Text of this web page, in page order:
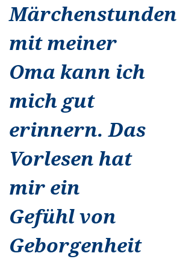
Märchenstunden
mit meiner
Oma kann ich
mich gut
erinnern. Das
Vorlesen hat
mir ein
Gefühl von
Geborgenheit